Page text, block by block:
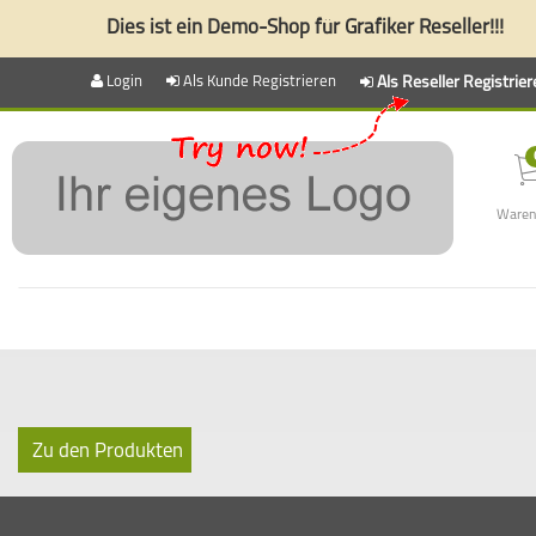
Dies ist ein Demo-Shop für Grafiker Reseller!!!
Login Als Kunde Registrieren Als Reseller
Zu den Produkten